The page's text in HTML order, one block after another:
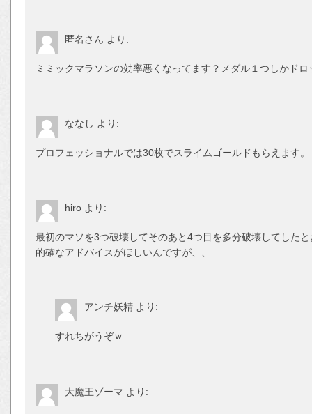
匿名さん より:
ミミックマラソンの効率悪くなってます？メダル１つしかド
ななし より:
プロフェッショナルでは30枚でスライムゴールドもらえます。
hiro より:
最初のマソを3つ破壊してそのあと4つ目を多分破壊してした
的確なアドバイスがほしいんですが、、
アンチ妖精 より:
すれちがうぞｗ
大魔王ゾーマ より: